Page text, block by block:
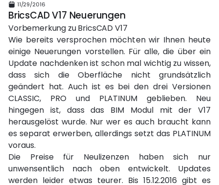
11/29/2016
BricsCAD V17 Neuerungen
Vorbemerkung zu BricsCAD V17
Wie bereits versprochen möchten wir Ihnen heute
einige Neuerungen vorstellen. Für alle, die über ein
Update nachdenken ist schon mal wichtig zu wissen,
dass sich die Oberfläche nicht grundsätzlich
geändert hat. Auch ist es bei den drei Versionen
CLASSIC, PRO und PLATINUM geblieben. Neu
hingegen ist, dass das BIM Modul mit der V17
herausgelöst wurde. Nur wer es auch braucht kann
es separat erwerben, allerdings setzt das PLATINUM
voraus.
Die Preise für Neulizenzen haben sich nur
unwensentlich nach oben entwickelt. Updates
werden leider etwas teurer. Bis 15.12.2016 gibt es